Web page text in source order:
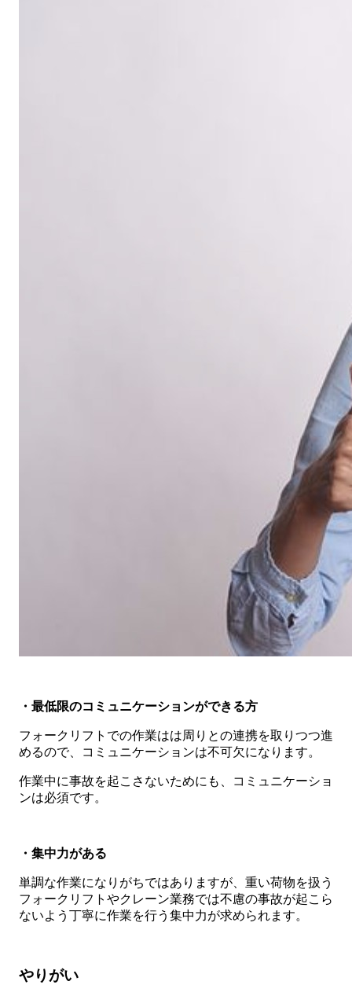
・最低限のコミュニケーションができる方
フォークリフトでの作業はは周りとの連携を取りつつ進
めるので、コミュニケーションは不可欠になります。
作業中に事故を起こさないためにも、コミュニケーショ
ンは必須です。
・集中力がある
単調な作業になりがちではありますが、重い荷物を扱う
フォークリフトやクレーン業務では不慮の事故が起こら
ないよう丁寧に作業を行う集中力が求められます。
やりがい